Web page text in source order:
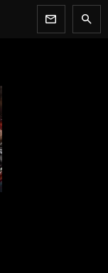
newsletter search